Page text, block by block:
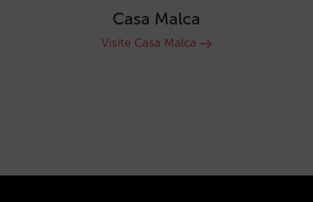
Casa Malca
Visite Casa Malca